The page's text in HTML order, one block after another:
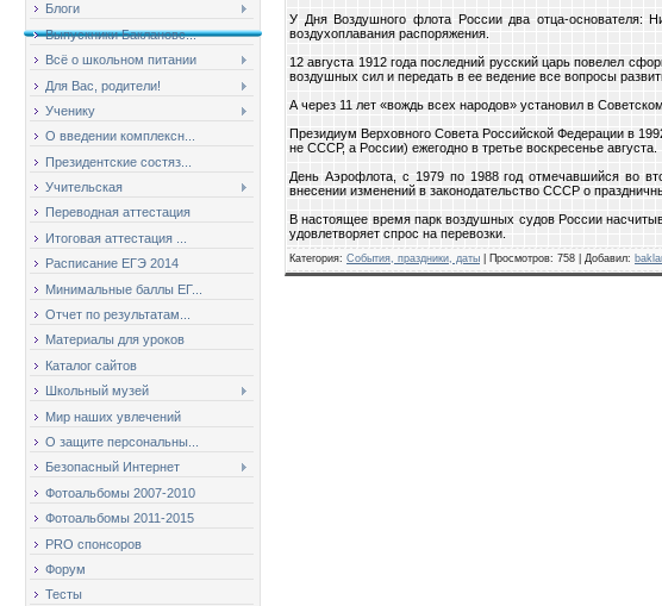
Блоги
Выпускники Баклановс...
Всё о школьном питании
Для Вас, родители!
Ученику
О введении комплексн...
Президентские состяз...
Учительская
Переводная аттестация
Итоговая аттестация ...
Расписание ЕГЭ 2014
Минимальные баллы ЕГ...
Отчет по результатам...
Материалы для уроков
Каталог сайтов
Школьный музей
Мир наших увлечений
О защите персональны...
Безопасный Интернет
Фотоальбомы 2007-2010
Фотоальбомы 2011-2015
PRO спонсоров
Форум
Тесты
У Дня Воздушного флота России два отца-основателя:
воздухоплавания распоряжения.
12 августа 1912 года последний русский царь повелел
воздушных сил и передать в ее ведение все вопросы
А через 11 лет «вождь всех народов» установил в
Президиум Верховного Совета Российской Федерации в
не СССР, а России) ежегодно в третье воскресенье августа.
День Аэрофлота, с 1979 по 1988 год отмечавшийся во
внесении изменений в законодательство СССР о
В настоящее время парк воздушных судов России
удовлетворяет спрос на перевозки.
Категория: События, праздники, даты Просмотров: 758 | Добавил: